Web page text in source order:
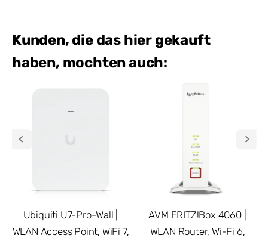
Kunden, die das hier gekauft
haben, mochten auch:
Ubiquiti U7-Pro-Wall |
WLAN Access Point, WiFi 7,
AVM FRITZ!Box 4060 |
WLAN Router, Wi-Fi 6,